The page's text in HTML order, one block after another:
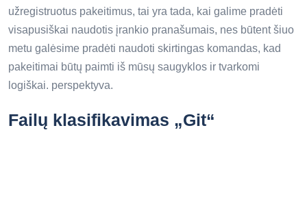
užregistruotus pakeitimus, tai yra tada, kai galime pradėti
visapusiškai naudotis įrankio pranašumais, nes būtent šiuo
metu galėsime pradėti naudoti skirtingas komandas, kad
pakeitimai būtų paimti iš mūsų saugyklos ir tvarkomi
logiškai. perspektyva.
Failų klasifikavimas „Git“